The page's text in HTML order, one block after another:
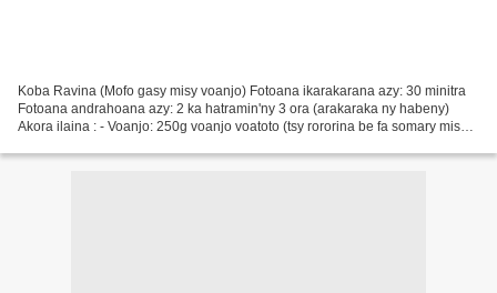
Koba Ravina (Mofo gasy misy voanjo) Fotoana ikarakarana azy: 30 minitra
Fotoana andrahoana azy: 2 ka hatramin'ny 3 ora (arakaraka ny habeny)
Akora ilaina : - Voanjo: 250g voanjo voatoto (tsy rororina be fa somary misy